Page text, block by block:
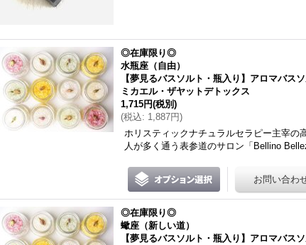
◎在庫限り◎
水瓶座（自由）
【夢見るバスソルト・瓶入り】アロマバス
ミカエル・ザヤットデトックス
1,715円(税別)
(税込: 1,887円)
ホリスティックナチュラルセラピー主宰の
人が多く通う表参道のサロン「Bellino
◎在庫限り◎
蠍座（新しい道）
【夢見るバスソルト・瓶入り】アロマバス